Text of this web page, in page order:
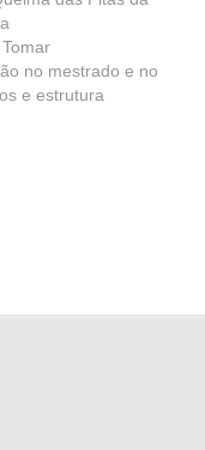
no mestrado e no
e estrutura